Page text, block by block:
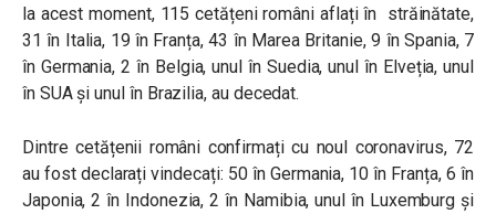
la acest moment, 115 cetățeni români aflați în străinătate,
31 în Italia, 19 în Franța, 43 în Marea Britanie, 9 în Spania, 7
în Germania, 2 în Belgia, unul în Suedia, unul în Elveția, unul
în SUA și unul în Brazilia, au decedat.
Dintre cetățenii români confirmați cu noul coronavirus, 72
au fost declarați vindecați: 50 în Germania, 10 în Franța, 6 în
Japonia, 2 în Indonezia, 2 în Namibia, unul în Luxemburg și